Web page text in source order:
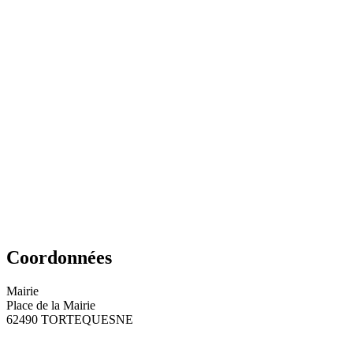
Coordonnées
Mairie
Place de la Mairie
62490 TORTEQUESNE